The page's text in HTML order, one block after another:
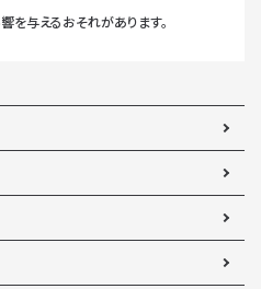
を与えるおそれがあります。